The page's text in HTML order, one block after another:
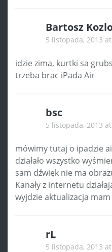
Bartosz
5 listopada, 2013
idzie zima, kurtki sa
trzeba brac iPada Air
bsc
5 listopada, 2013
mówimy tutaj o ipadzie
działało wszystko
sam dźwięk nie ma
Kanały z internetu
wyjdzie aktualizacja
rL
5 listopada, 2013